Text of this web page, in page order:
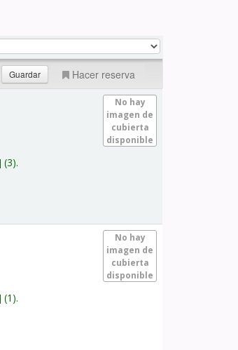
Hacer reserva
No hay
imagen de
cubierta
disponible
(3).
No hay
imagen de
cubierta
disponible
(1).